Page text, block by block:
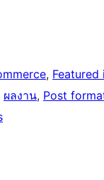
, Featured
ผลงาน, Post